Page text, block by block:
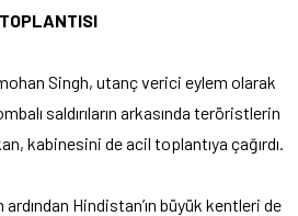
Singh, utanç verici eylem olarak
saldırıların arkasında teröristlerin
kabinesini de acil toplantıya çağırdı.
Hindistan’ın büyük kentleri de